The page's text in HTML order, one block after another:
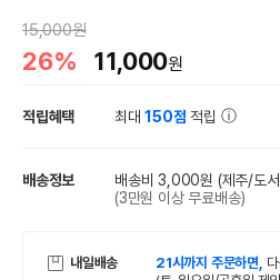
15,000원
26% 11,000원
적립혜택 최대150점 적립
배송정보 배송비 3,000원 (제주/도
(3만원 이상 무료배송)
내일배송 21시까지 주문하면,